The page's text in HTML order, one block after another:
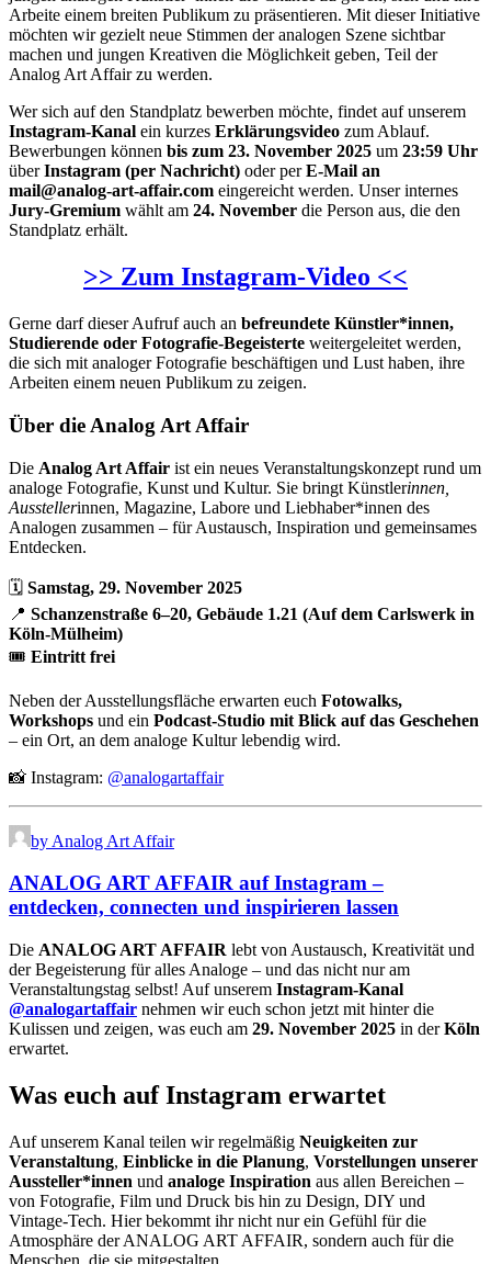
Arbeite einem breiten Publikum zu präsentieren. Mit dieser Initiative
möchten wir gezielt neue Stimmen der analogen Szene sichtbar
machen und jungen Kreativen die Möglichkeit geben, Teil der
Analog Art Affair zu werden.
Wer sich auf den Standplatz bewerben möchte, findet auf unserem
Instagram-Kanal ein kurzes Erklärungsvideo zum Ablauf.
Bewerbungen können bis zum 23. November 2025 um 23:59 Uhr
überInstagram (per Nachricht) oder perE-Mail an
mail@analog-art-affair.com eingereicht werden. Unser internes
Jury-Gremium wählt am 24. November die Person aus, die den
Standplatz erhält.
>> Zum Instagram-Video <<
Gerne darf dieser Aufruf auch an befreundete Künstler*innen,
Studierende oder Fotografie-Begeisterte weitergeleitet werden,
die sich mit analoger Fotografie beschäftigen und Lust haben, ihre
Arbeiten einem neuen Publikum zu zeigen.
Über die Analog Art Affair
Die Analog Art Affair ist ein neues Veranstaltungskonzept rund um
analoge Fotografie, Kunst und Kultur. Sie bringt Künstlerinnen,
Ausstellerinnen, Magazine, Labore und Liebhaber*innen des
Analogen zusammen – für Austausch, Inspiration und gemeinsames
Entdecken.
🗓 Samstag, 29. November 2025
📍 Schanzenstraße 6–20, Gebäude 1.21 (Auf dem Carlswerk in
Köln-Mülheim)
🎟 Eintritt frei
Neben der Ausstellungsfläche erwarten euch Fotowalks,
Workshops und ein Podcast-Studio mit Blick auf das Geschehen
– ein Ort, an dem analoge Kultur lebendig wird.
📸 Instagram: @analogartaffair
by Analog Art Affair
ANALOG ART AFFAIR auf Instagram –
entdecken, connecten und inspirieren lassen
Die ANALOG ART AFFAIR lebt von Austausch, Kreativität und
der Begeisterung für alles Analoge – und das nicht nur am
Veranstaltungstag selbst! Auf unserem Instagram-Kanal
@analogartaffair nehmen wir euch schon jetzt mit hinter die
Kulissen und zeigen, was euch am 29. November 2025 in derKöln
erwartet.
Was euch auf Instagram erwartet
Auf unserem Kanal teilen wir regelmäßig Neuigkeiten zur
Veranstaltung, Einblicke in die Planung, Vorstellungen unserer
Aussteller*innen und analoge Inspiration aus allen Bereichen –
von Fotografie, Film und Druck bis hin zu Design, DIY und
Vintage-Tech. Hier bekommt ihr nicht nur ein Gefühl für die
Atmosphäre der ANALOG ART AFFAIR, sondern auch für die
Menschen, die sie mitgestalten.